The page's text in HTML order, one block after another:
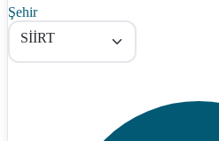
Şehir
SİİRT